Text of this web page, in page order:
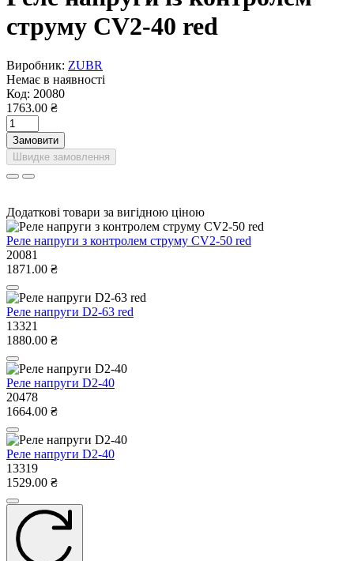
струму CV2-40 red
Виробник: ZUBR
Немає в наявності
Код: 20080
1763.00 ₴
Замовити
Швидке замовлення
Додаткові товари за вигідною ціною
Реле напруги з контролем струму CV2-50 red
20081
1871.00 ₴
Реле напруги D2-63 red
13321
1880.00 ₴
Реле напруги D2-40
20478
1664.00 ₴
Реле напруги D2-40
13319
1529.00 ₴